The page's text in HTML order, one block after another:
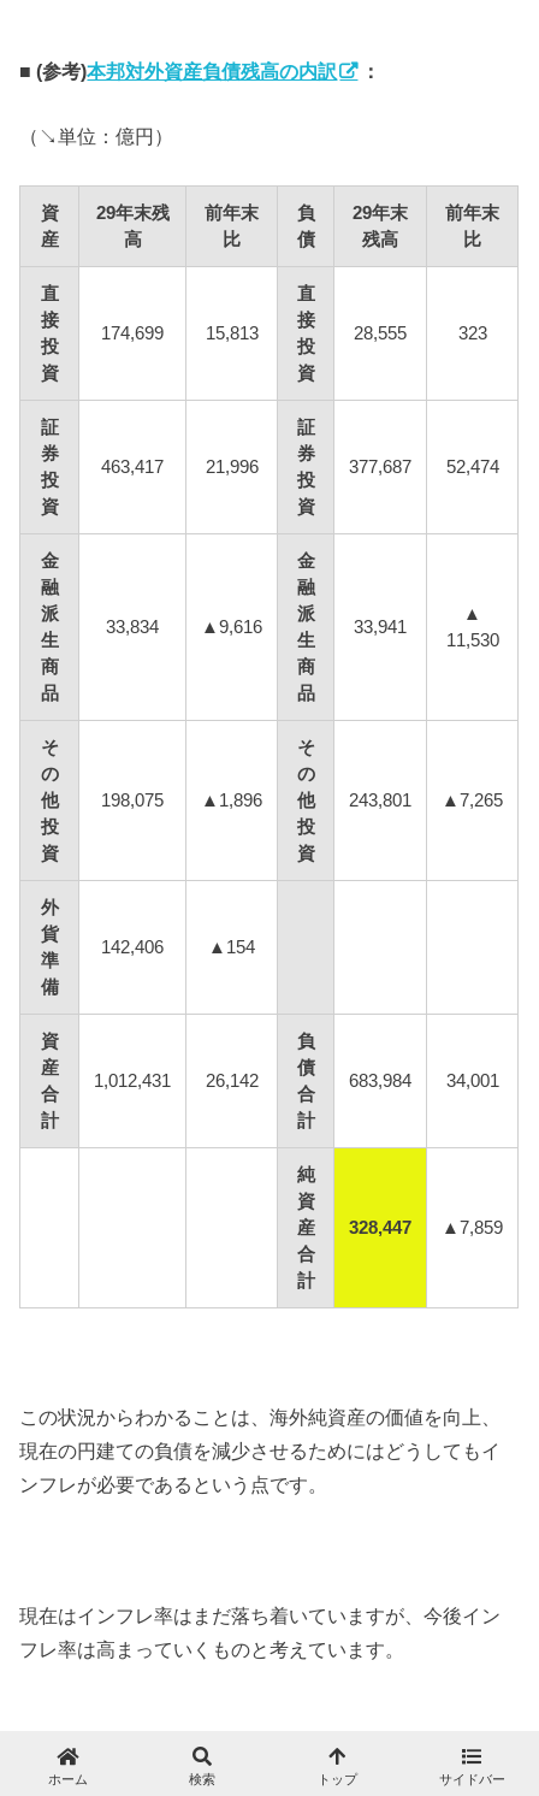
■ (参考)本邦対外資産負債残高の内訳 ：
（↘️単位：億円）
資
産
29年末残
高
前年末
比
負
債
29年末
残高
前年末
比
直
接
投
資
174,699 15,813
直
接
投
資
28,555 323
証
券
投
資
463,417 21,996
証
券
投
資
377,687 52,474
金
融
派
生
商
品
33,834 ▲9,616
金
融
派
生
商
品
33,941
▲
11,530
そ
の
他
投
資
198,075 ▲1,896
そ
の
他
投
資
243,801 ▲7,265
外
貨
準
備
142,406 ▲154
資
産
合
計
1,012,431 26,142
負
債
合
計
683,984 34,001
純
資
産
合
計
328,447 ▲7,859
この状況からわかることは、海外純資産の価値を向上、
現在の円建ての負債を減少させるためにはどうしてもイ
ンフレが必要であるという点です。
現在はインフレ率はまだ落ち着いていますが、今後イン
フレ率は高まっていくものと考えています。
ホーム 検索 トップ サイドバー